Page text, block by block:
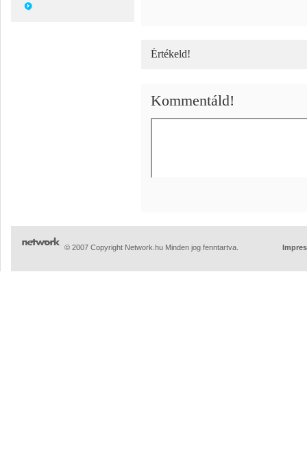
Értékeld!
Kommentáld!
© 2007 Copyright Network.hu Minden jog fenntartva.